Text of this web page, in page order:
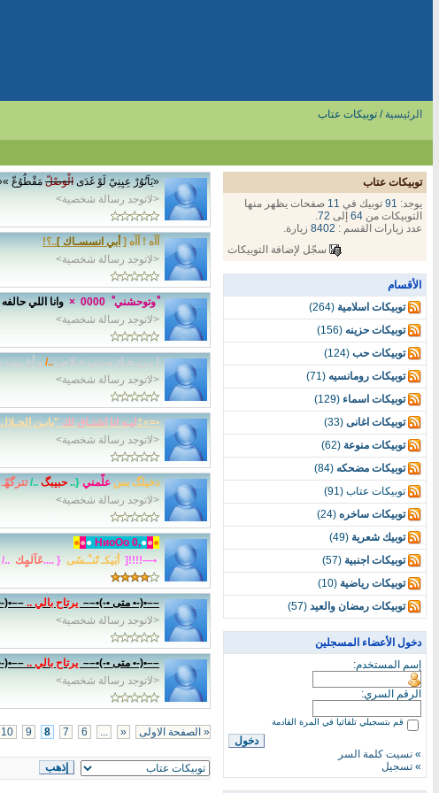
الرئيسية / توبيكات عتاب
توبيكات عتاب
يوجد: 91توبيك في 11 صفحات يظهر منها
التوبيكات من 64إلى 72
.
عدد زيارات القسم : 8402زيارة.
سجّل لإضافة التوبيكات
الأقسام
توبيكات اسلامية (264)
توبيكات حزينه (156)
توبيكات حب(124)
توبيكات رومانسيه (71)
توبيكات اسماء (129)
توبيكات اغانى(33)
توبيكات منوعة (62)
توبيكات مضحكه (84)
توبيكات عتاب (91)
توبيكات ساخره(24)
توبيك شعرية (49)
توبيكات اجنبية (57)
توبيكات رياضية (10)
توبيكات رمضان والعيد(57)
دخول الأعضاء المسجلين
إسم المستخدم:
الرقم السري:
قم بتسجيلي تلقائيا في المرة القادمة
» نسيت كلمة السر
» تسجيل
«يَآنُوُرْ عِيِنِيّ لَوْ غَدَىالْوَصْلّمَقْطُوُعّ
<لاتوجد رسالة شخصية>
آآه ! آآه [أبي انسسـاك ]..؟!
<لاتوجد رسالة شخصية>
ْوتوحشني ْ0000
×وانا اللي
<لاتوجد رسالة شخصية>
[ بـريـحـك مـنـي خـلاص../و أغ
<لاتوجد رسالة شخصية>
•=»‡ليـه انا اشتـاق لك"يابـن
<لاتوجد رسالة شخصية>
دخيلگ بسعلّمني{..حبيبگ../
<لاتوجد رسالة شخصية>
●
●
●
,0 H
иoOo
●
●
●
•—!!!![ أبَيكـ تًنـْـسًى { ....عَآلمٍك ../
––•(-• متى •-)•–– يرتاح بالي .. ––•(-
<لاتوجد رسالة شخصية>
––•(-• متى •-)•–– يرتاح بالي .. ––•(-
<لاتوجد رسالة شخصية>
« الصفحة الاولى «
...